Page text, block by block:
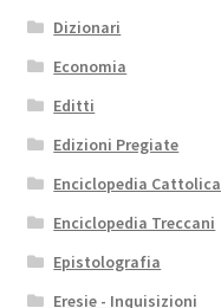
Dizionari
Economia
Editti
Edizioni Pregiate
Enciclopedia Cattolica
Enciclopedia Treccani
Epistolografia
Eresie - Inquisizioni